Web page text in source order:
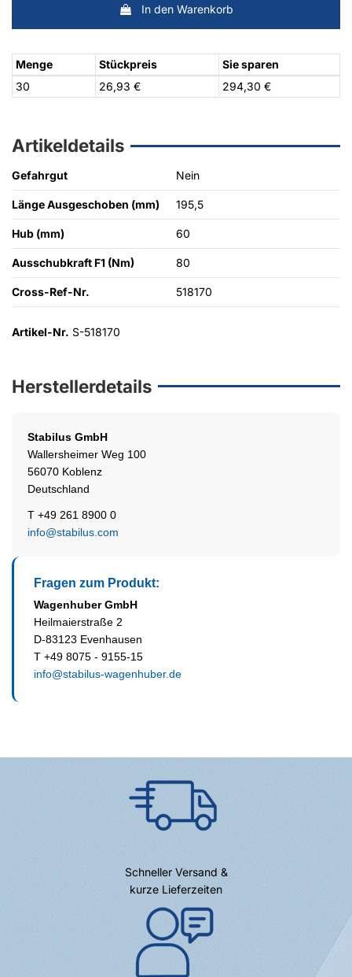
In den Warenkorb
Menge Stückpreis
Sie sparen
30
26,93 € 294,30 €
Artikeldetails
Gefahrgut Nein
Länge Ausgeschoben (mm) 195,5
Hub (mm) 60
Ausschubkraft F1 (Nm) 80
Cross-Ref-Nr. 518170
Artikel-Nr. S-518170
Herstellerdetails
Stabilus GmbH
Wallersheimer Weg 100
56070 Koblenz
Deutschland
T +49 261 8900 0
info@stabilus.com
Fragen zum Produkt:
Wagenhuber GmbH
Heilmaierstraße 2
D-83123 Evenhausen
T +49 8075 - 9155-15
info@stabilus-wagenhuber.de
Schneller Versand &
kurze Lieferzeiten